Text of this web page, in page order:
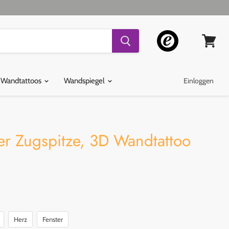
Wandspiegel Einloggen
Zugspitze, 3D Wandtattoo
Herz Fenster